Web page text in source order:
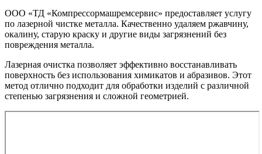
ООО «ТД «Компрессормашремсервис» предоставляет услугу
по лазерной чистке металла. Качественно удаляем ржавчину,
окалину, старую краску и другие виды загрязнений без
повреждения металла.
Лазерная очистка позволяет эффективно восстанавливать
поверхность без использования химикатов и абразивов. Этот
метод отлично подходит для обработки изделий с различной
степенью загрязнения и сложной геометрией.